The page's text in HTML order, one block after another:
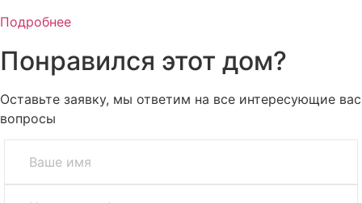
Подробнее
Понравился этот дом?
Оставьте заявку, мы ответим на все интересующие вас
вопросы